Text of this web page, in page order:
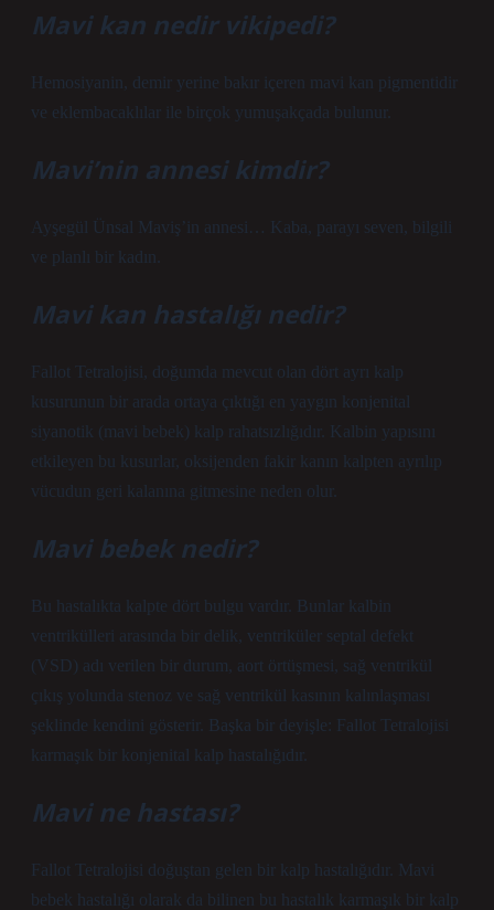
Mavi kan nedir vikipedi?
Hemosiyanin, demir yerine bakır içeren mavi kan pigmentidir
ve eklembacaklılar ile birçok yumuşakçada bulunur.
Mavi’nin annesi kimdir?
Ayşegül Ünsal Maviş’in annesi… Kaba, parayı seven, bilgili
ve planlı bir kadın.
Mavi kan hastalığı nedir?
Fallot Tetralojisi, doğumda mevcut olan dört ayrı kalp
kusurunun bir arada ortaya çıktığı en yaygın konjenital
siyanotik (mavi bebek) kalp rahatsızlığıdır. Kalbin yapısını
etkileyen bu kusurlar, oksijenden fakir kanın kalpten ayrılıp
vücudun geri kalanına gitmesine neden olur.
Mavi bebek nedir?
Bu hastalıkta kalpte dört bulgu vardır. Bunlar kalbin
ventrikülleri arasında bir delik, ventriküler septal defekt
(VSD) adı verilen bir durum, aort örtüşmesi, sağ ventrikül
çıkış yolunda stenoz ve sağ ventrikül kasının kalınlaşması
şeklinde kendini gösterir. Başka bir deyişle: Fallot Tetralojisi
karmaşık bir konjenital kalp hastalığıdır.
Mavi ne hastası?
Fallot Tetralojisi doğuştan gelen bir kalp hastalığıdır. Mavi
bebek hastalığı olarak da bilinen bu hastalık karmaşık bir kalp